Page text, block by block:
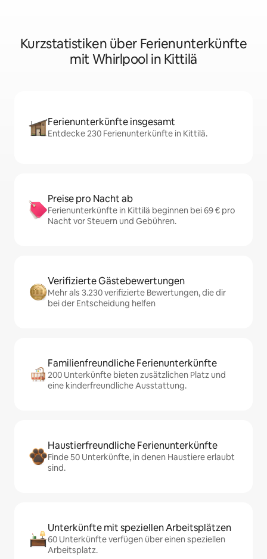
Kurzstatistiken über Ferienunterkünfte
mit Whirlpool in Kittilä
Ferienunterkünfte insgesamt
Entdecke 230 Ferienunterkünfte in Kittilä.
Preise pro Nacht ab
Ferienunterkünfte in Kittilä beginnen bei 69 € pro
Nacht vor Steuern und Gebühren.
Verifizierte Gästebewertungen
Mehr als 3.230 verifizierte Bewertungen, die dir
bei der Entscheidung helfen
Familienfreundliche Ferienunterkünfte
200 Unterkünfte bieten zusätzlichen Platz und
eine kinderfreundliche Ausstattung.
Haustierfreundliche Ferienunterkünfte
Finde 50 Unterkünfte, in denen Haustiere erlaubt
sind.
Unterkünfte mit speziellen Arbeitsplätzen
60 Unterkünfte verfügen über einen speziellen
Arbeitsplatz.